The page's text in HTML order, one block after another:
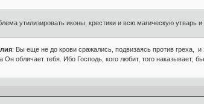
утилизировать иконы, крестики и всю магическую утварь
: Вы еще не до крови сражались, подвизаясь против греха,
Он обличает тебя. Ибо Господь, кого любит, того наказывает;